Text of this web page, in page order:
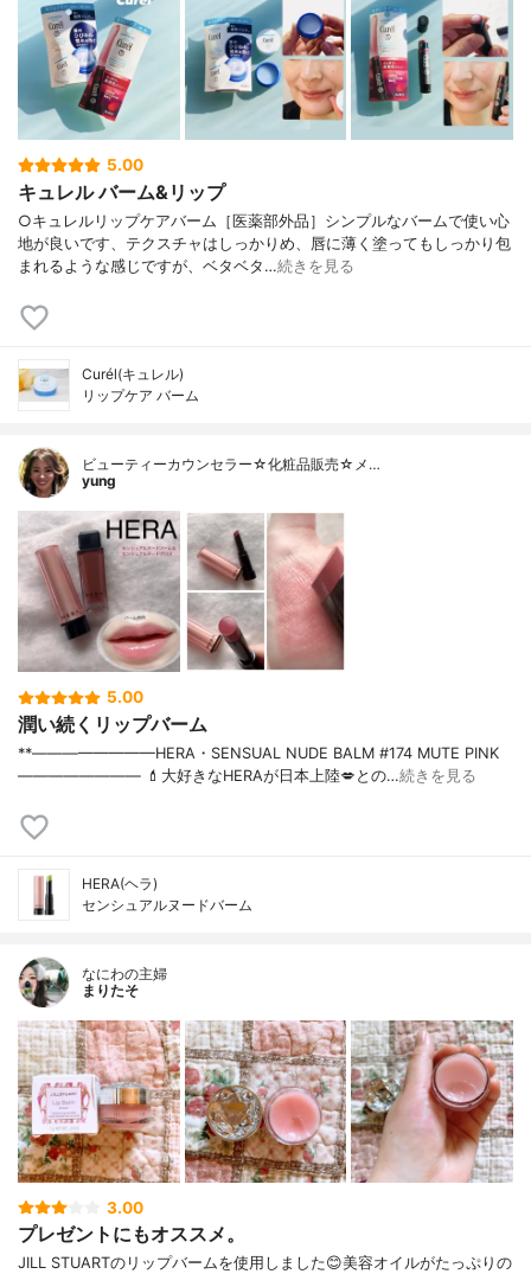
5.00
キュレル バーム&リップ
○キュレルリップケアバーム［医薬部外品］シンプルなバームで使い心
地が良いです、テクスチャはしっかりめ、唇に薄く塗ってもしっかり包
まれるような感じですが、ベタベタ…続きを見る
Curél(キュレル)
リップケア バーム
ビューティーカウンセラー☆化粧品販売☆メ…
yung
5.00
潤い続くリップバーム
**————————⁡HERA⁡・SENSUAL NUDE BALM #174 MUTE PINK⁡⁡
————————⁡ ⁡⁡💄大好きなHERAが日本上陸💋との…続きを見る
HERA(ヘラ)
センシュアルヌードバーム
なにわの主婦
まりたそ
3.00
プレゼントにもオススメ。
JILL STUARTのリップバームを使用しました😊美容オイルがたっぷりの